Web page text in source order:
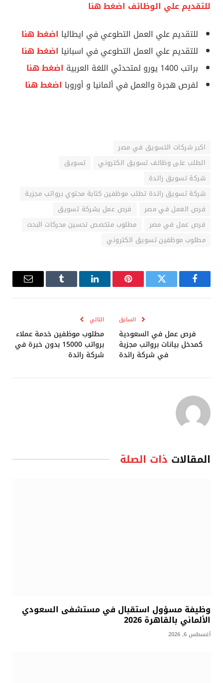
للتقديم علي الوظائف اضغط هنا
للتقديم علي العمل التطوعي في ايطاليا اضغط هنا
للتقديم علي العمل التطوعي في اسبانيا اضغط هنا
براتب 1400 يورو لمتحدثي اللغة العربية
اضغط هنا
لفرص هجرة والعمل في ألمانيا و أوروبا اضغط هنا
اكبر شركات التسويق في مصر
الطلب على وظائف تسويق الكتروني
تسويق
شركة تسويق رائدة
شركة تسويق رائدة تطلب موظفين كتابة محتوي برواتب مجزية
فرص العمل في مصر
فرص عمل بشركة تسويق
فرص عمل في مصر
مطلوب متخصص تحسين محركات البحث
مطلوب موظفين تسويق الكتروني
فيسبوك تويتر بينتيريستلينكدإن Tumblr
البريد
السابق
فرص عمل في السعودية
كمدخل بيانات برواتب مجزية
في شركة رائدة
التالي
مطلوب موظفين خدمة عملاء
برواتب 15000 بدون خبرة في
شركة رائدة
المقالات ذات الصلة
وظيفة مسؤول استقبال في مستشفى السعودي
الألماني بالقاهرة 2026
أغسطس 6, 2026